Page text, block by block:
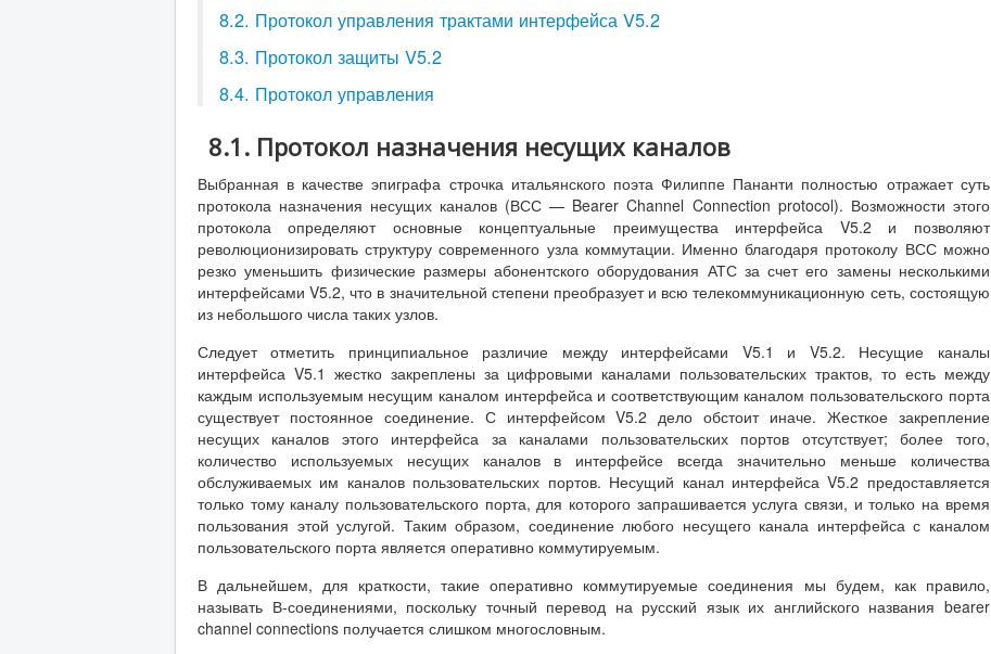
8.2. Протокол управления трактами интерфейса V5.2
8.3. Протокол защиты V5.2
8.4. Протокол управления
8.1. Протокол назначения несущих каналов
Выбранная в качестве эпиграфа строчка итальянского поэта Филиппе Пананти полностью отражает суть
протокола назначения несущих каналов (ВСС — Bearer Channel Connection protocol). Возможности этого
протокола определяют основные концептуальные преимущества интерфейса V5.2 и позволяют
революционизировать структуру современного узла коммутации. Именно благодаря протоколу ВСС можно
резко уменьшить физические размеры абонентского оборудования АТС за счет его замены несколькими
интерфейсами V5.2, что в значительной степени преобразует и всю телекоммуникационную сеть, состоящую
из небольшого числа таких узлов.
Следует отметить принципиальное различие между интерфейсами V5.1 и V5.2. Несущие каналы
интерфейса V5.1 жестко закреплены за цифровыми каналами пользовательских трактов, то есть между
каждым используемым несущим каналом интерфейса и соответствующим каналом пользовательского порта
существует постоянное соединение. С интерфейсом V5.2 дело обстоит иначе. Жесткое закрепление
несущих каналов этого интерфейса за каналами пользовательских портов отсутствует; более того,
количество используемых несущих каналов в интерфейсе всегда значительно меньше количества
обслуживаемых им каналов пользовательских портов. Несущий канал интерфейса V5.2 предоставляется
только тому каналу пользовательского порта, для которого запрашивается услуга связи, и только на время
пользования этой услугой. Таким образом, соединение любого несущего канала интерфейса с каналом
пользовательского порта является оперативно коммутируемым.
В дальнейшем, для краткости, такие оперативно коммутируемые соединения мы будем, как правило,
называть В-соединениями, поскольку точный перевод на русский язык их английского названия bearer
channel connections получается слишком многословным.